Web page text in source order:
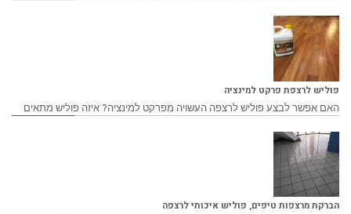
פוליש לרצפת פרקט למינציה
האם אפשר לבצע פוליש לרצפה העשויה מפרקט למינציה? איזה פוליש מתאים
הברקת מרצפות טיפים, פוליש איכותי לרצפה